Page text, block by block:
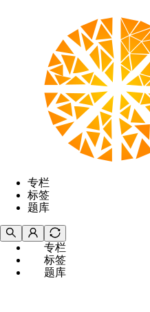
专栏
标签
题库
专栏
标签
题库